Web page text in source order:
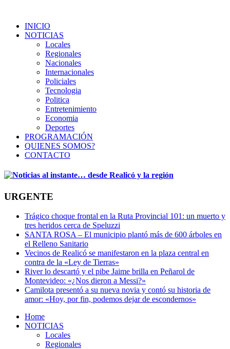
INICIO
NOTICIAS
Locales
Regionales
Nacionales
Internacionales
Policiales
Tecnologia
Politica
Entretenimiento
Economia
Deportes
PROGRAMACIÓN
QUIENES SOMOS?
CONTACTO
URGENTE
Trágico choque frontal en la Ruta Provincial 101: un muerto y
tres heridos cerca de Speluzzi
SANTA ROSA – El municipio plantó más de 600 árboles en
el Relleno Sanitario
Vecinos de Realicó se manifestaron en la plaza central en
contra de la «Ley de Tierras»
River lo descartó y el pibe Jaime brilla en Peñarol de
Montevideo: «¿Nos dieron a Messi?»
Camilota presentó a su nueva novia y contó su historia de
amor: «Hoy, por fin, podemos dejar de escondernos»
Home
NOTICIAS
Locales
Regionales